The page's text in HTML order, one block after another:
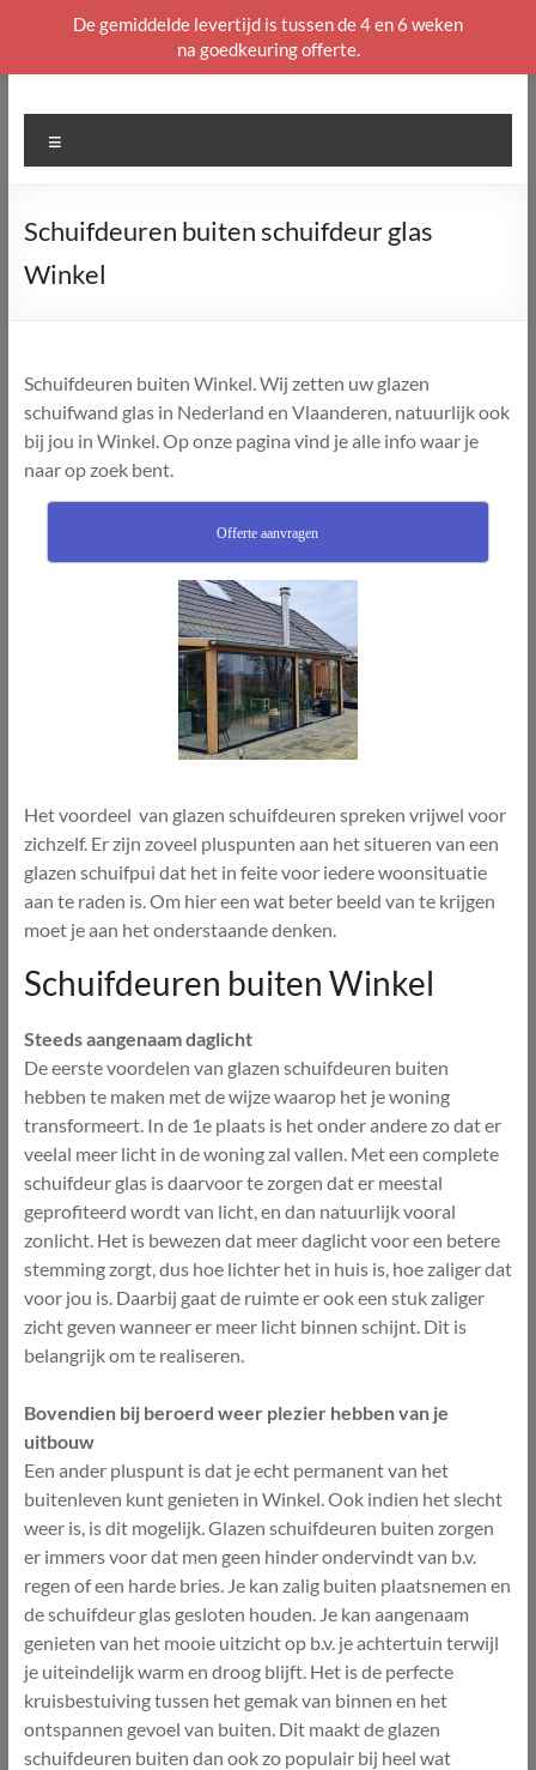
naar
Schuifdeuren buiten schuifdeur glas
Winkel
Schuifdeuren buiten Winkel. Wij zetten uw glazen
schuifwand glas in Nederland en Vlaanderen, natuurlijk ook
bij jou in Winkel. Op onze pagina vind je alle info waar je
naar op zoek bent.
Offerte aanvragen
Het voordeel van glazen schuifdeuren spreken vrijwel voor
zichzelf. Er zijn zoveel pluspunten aan het situeren van een
glazen schuifpui dat het in feite voor iedere woonsituatie
aan te raden is. Om hier een wat beter beeld van te krijgen
moet je aan het onderstaande denken.
Schuifdeuren buiten Winkel
Steeds aangenaam daglicht
De eerste voordelen van glazen schuifdeuren buiten
hebben te maken met de wijze waarop het je woning
transformeert. In de 1e plaats is het onder andere zo dat er
veelal meer licht in de woning zal vallen. Met een complete
schuifdeur glas is daarvoor te zorgen dat er meestal
geprofiteerd wordt van licht, en dan natuurlijk vooral
zonlicht. Het is bewezen dat meer daglicht voor een betere
stemming zorgt, dus hoe lichter het in huis is, hoe zaliger dat
voor jou is. Daarbij gaat de ruimte er ook een stuk zaliger
zicht geven wanneer er meer licht binnen schijnt. Dit is
belangrijk om te realiseren.
Bovendien bij beroerd weer plezier hebben van je
uitbouw
Een ander pluspunt is dat je echt permanent van het
buitenleven kunt genieten in Winkel. Ook indien het slecht
weer is, is dit mogelijk. Glazen schuifdeuren buiten zorgen
er immers voor dat men geen hinder ondervindt van b.v.
regen of een harde bries. Je kan zalig buiten plaatsnemen en
de schuifdeur glas gesloten houden. Je kan aangenaam
genieten van het mooie uitzicht op b.v. je achtertuin terwijl
je uiteindelijk warm en droog blijft. Het is de perfecte
kruisbestuiving tussen het gemak van binnen en het
ontspannen gevoel van buiten. Dit maakt de glazen
schuifdeuren buiten dan ook zo populair bij heel wat
De gemiddelde levertijd is tussen de 4 en 6 weken
na goedkeuring offerte.